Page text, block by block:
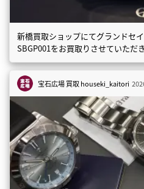
新橋買取ショップにてグランドセ
SBGP001をお買取りさせていただ
宝石広場 買取houseki_kaitori